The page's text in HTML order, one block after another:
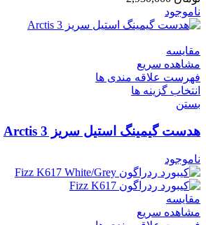
ناموجود
مقایسه
مشاهده سریع
فهرست علاقه مندی ها
انتخاب گزینه ها
بستن
هدست گیمینگ استیل سریز Arctis 3
ناموجود
مقایسه
مشاهده سریع